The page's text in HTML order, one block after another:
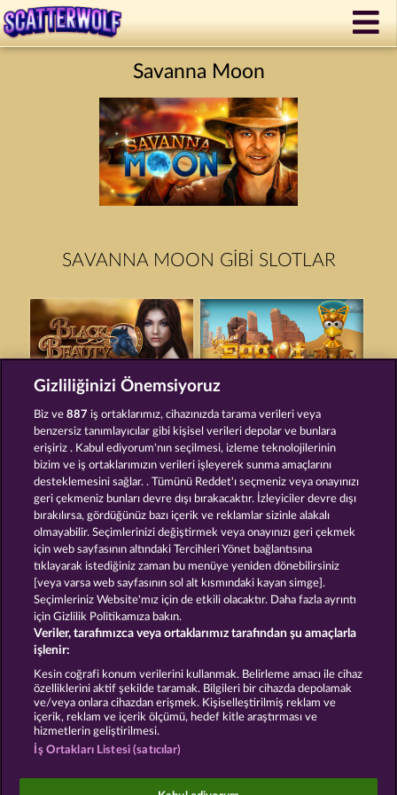
Savanna Moon
SAVANNA MOON GIBI SLOTLAR
DUCK SHOOTER BEAUTIFUL NATURE
Hüküm ve Koşullar Gizlilik Beyanı Künye
Şirket SSS Facebook
İptal talebini gönder
Sosyal casino oyunları sadece eğlence amaçlıdır ve
Gizliliğinizi Önemsiyoruz
Biz ve887 iş ortaklarımız, cihazınızda tarama verileri veya
benzersiz tanımlayıcılar gibi kişisel verileri depolar ve bunlara
erişiriz . Kabul ediyorum'nın seçilmesi, izleme teknolojilerinin
bizim ve iş ortaklarımızın verileri işleyerek sunma amaçlarını
desteklemesini sağlar. . Tümünü Reddet'ı seçmeniz veya onayınızı
geri çekmeniz bunları devre dışı bırakacaktır. İzleyiciler devre dışı
bırakılırsa, gördüğünüz bazı içerik ve reklamlar sizinle alakalı
olmayabilir. Seçimlerinizi değiştirmek veya onayınızı geri çekmek
için web sayfasının altındaki Tercihleri Yönet bağlantısına
tıklayarak istediğiniz zaman bu menüye yeniden dönebilirsiniz
[veya varsa web sayfasının sol alt kısmındaki kayan simge].
Seçimleriniz Website'mız için de etkili olacaktır. Daha fazla ayrıntı
için Gizlilik Politikamıza bakın.
Veriler, tarafımızca veya ortaklarımız tarafından şu amaçlarla
işlenir:
Kesin coğrafi konum verilerini kullanmak. Belirleme amacı ile cihaz
özelliklerini aktif şekilde taramak. Bilgileri bir cihazda depolamak
ve/veya onlara cihazdan erişmek. Kişiselleştirilmiş reklam ve
içerik, reklam ve içerik ölçümü, hedef kitle araştırması ve
hizmetlerin geliştirilmesi.
İş Ortakları Listesi (satıcılar)